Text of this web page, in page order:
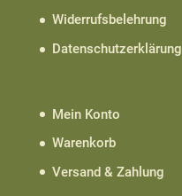
Widerrufsbelehrung
Datenschutzerklärung
Mein Konto
Warenkorb
Versand & Zahlung